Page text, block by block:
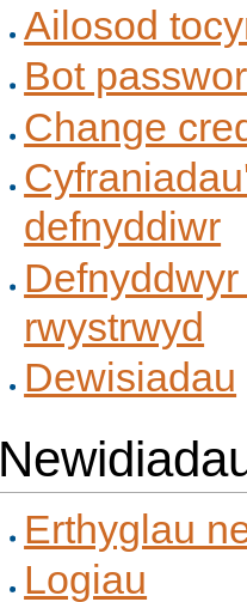
Ailosod
Bot
Change
defnyddiwr
rwystrwyd
Dewisiadau
Erthyglau
Logiau